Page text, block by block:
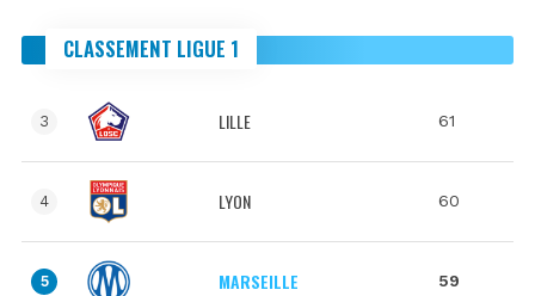
CLASSEMENT LIGUE 1
3 LILLE 61
4 LYON 60
5 MARSEILLE 59